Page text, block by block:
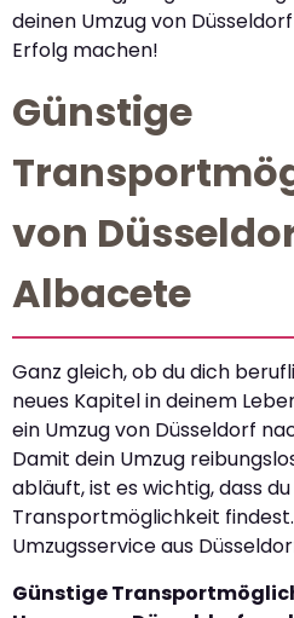
deinen Umzug von
Erfolg machen!
Günstige
von
Albacete
Ganz gleich, ob du dich
neues Kapitel in deinem
ein Umzug von Düsseldorf
Damit dein Umzug
abläuft, ist es wichtig, dass
Transportmöglichkeit
Umzugsservice aus
Günstige